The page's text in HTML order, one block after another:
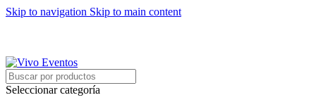
Skip to navigation Skip to main content
Seleccionar categoría